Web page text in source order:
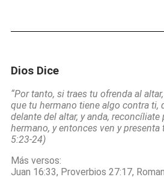
Dios Dice
“Por tanto, si traes tu ofrenda al
que tu hermano tiene algo contra ti,
delante del altar, y anda,
hermano, y entonces ven y presenta
5:23-24)
Más versos:
Juan 16:33, Proverbios 27:17,